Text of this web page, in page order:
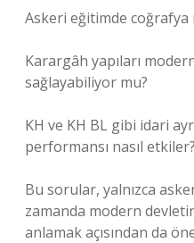
Askeri eğitimde
Karargâh yapıları
sağlayabiliyor mu?
KH ve KH BL gibi idari
performansı nasıl etkiler?
Bu sorular, yalnızca
zamanda modern
anlamak açısından da